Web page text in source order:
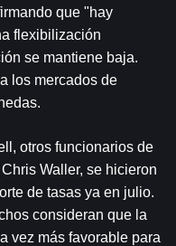
que "hay
flexibilización
se mantiene baja.
los mercados de
otros funcionarios de
Waller, se hicieron
de tasas ya en julio.
consideran que la
vez más favorable para